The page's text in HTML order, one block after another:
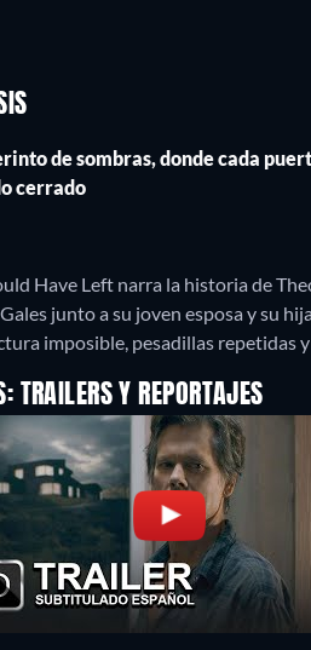
de sombras, donde cada
cerrado
Have Left narra la historia de
junto a su joven esposa y su
imposible, pesadillas repetidas
TRAILERS Y REPORTAJES